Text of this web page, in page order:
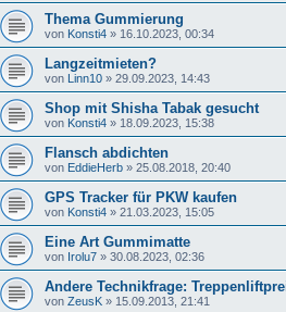
Thema Gummierung
von Konsti4 » 16.10.2023, 00:34
Langzeitmieten?
von Linn10 » 29.09.2023, 14:43
Shop mit Shisha Tabak gesucht
von Konsti4 » 18.09.2023, 15:38
Flansch abdichten
von EddieHerb » 25.08.2018, 20:40
GPS Tracker für PKW kaufen
von Konsti4 » 21.03.2023, 15:05
Eine Art Gummimatte
von Irolu7 » 30.08.2023, 02:36
Andere Technikfrage:
von ZeusK » 15.09.2013, 21:41